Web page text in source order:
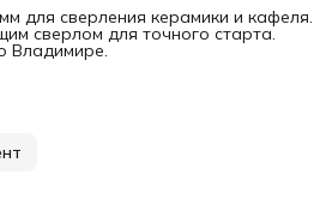
для сверления керамики и кафеля.
сверлом для точного старта.
Владимире.